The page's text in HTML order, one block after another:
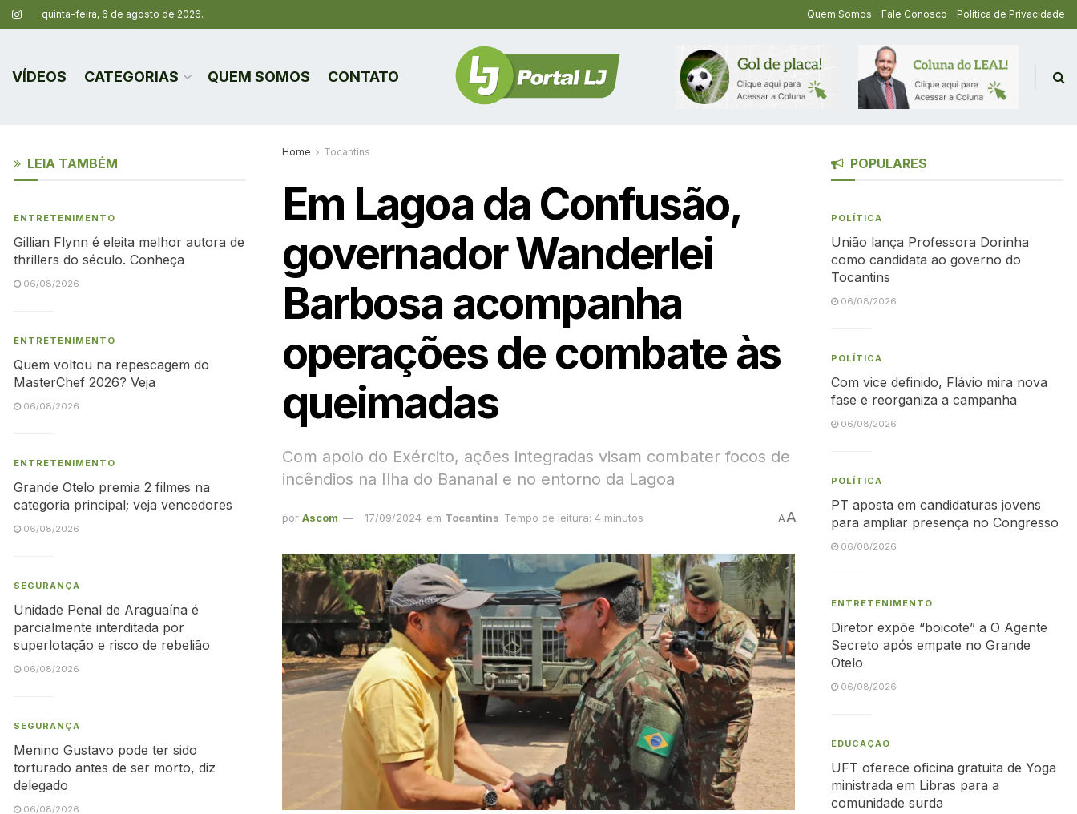
quinta-feira, 6 de agosto de 2026. Quem Somos Fale Conosco Política de Privacidade
VÍDEOS CATEGORIAS QUEM SOMOS CONTATO
Home Tocantins
Em Lagoa da Confusão,
governador Wanderlei
Barbosa acompanha
operações de combate às
queimadas
Com apoio do Exército, ações integradas visam combater focos de
incêndios na Ilha do Bananal e no entorno da Lagoa
por Ascom 17/09/2024 em Tocantins Tempo de leitura: 4 minutos AA
LEIA TAMBÉM
ENTRETENIMENTO
Gillian Flynn é eleita melhor autora de
thrillers do século. Conheça
06/08/2026
ENTRETENIMENTO
Quem voltou na repescagem do
MasterChef 2026? Veja
06/08/2026
ENTRETENIMENTO
Grande Otelo premia 2 filmes na
categoria principal; veja vencedores
06/08/2026
SEGURANÇA
Unidade Penal de Araguaína é
parcialmente interditada por
superlotação e risco de rebelião
06/08/2026
SEGURANÇA
Menino Gustavo pode ter sido
torturado antes de ser morto, diz
delegado
06/08/2026
POPULARES
POLÍTICA
União lança Professora Dorinha
como candidata ao governo do
Tocantins
06/08/2026
POLÍTICA
Com vice definido, Flávio mira nova
fase e reorganiza a campanha
06/08/2026
POLÍTICA
PT aposta em candidaturas jovens
para ampliar presença no Congresso
06/08/2026
ENTRETENIMENTO
Diretor expõe “boicote” a O Agente
Secreto após empate no Grande
Otelo
06/08/2026
EDUCAÇÃO
UFT oferece oficina gratuita de Yoga
ministrada em Libras para a
comunidade surda